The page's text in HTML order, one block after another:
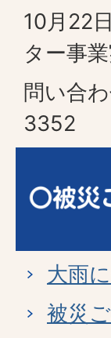
10月22
ター事
問い合
3352
大雨
被災